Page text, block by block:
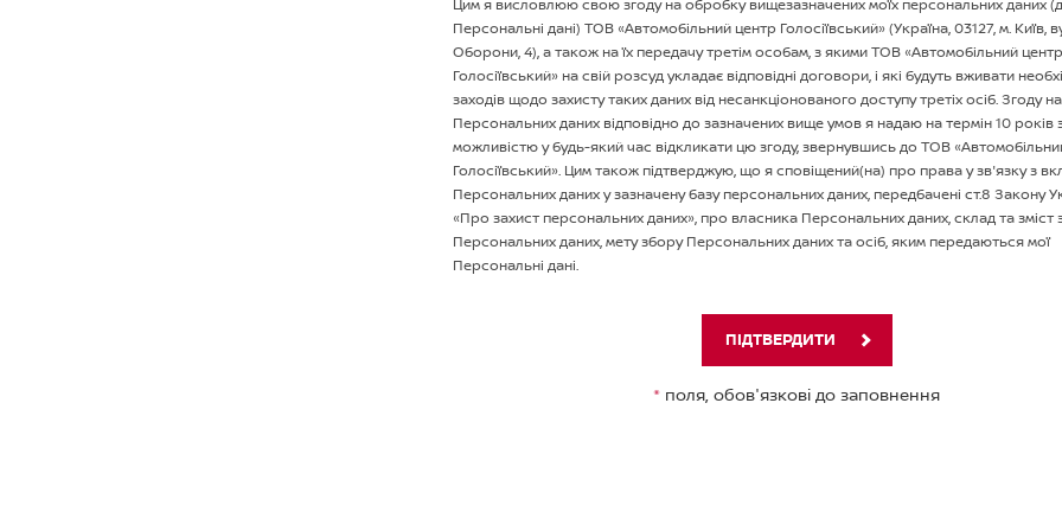
Цим я висловлюю свою згоду на обробку вищезазначених моїх персональних даних
Персональні дані) ТОВ «Автомобiльний центр Голосiївський» (Україна, 03127, м. Київ,
Оборони, 4), а також на їх передачу третім особам, з якими ТОВ «Автомобiльний центр
Голосiївський» на свій розсуд укладає відповідні договори, і які будуть вживати
заходів щодо захисту таких даних від несанкціонованого доступу третіх осіб. Згоду
Персональних даних відповідно до зазначених вище умов я надаю на термін 10 років
можливістю у будь-який час відкликати цю згоду, звернувшись до ТОВ
Голосiївський». Цим також підтверджую, що я сповіщений(на) про права у зв'язку з
Персональних даних у зазначену базу персональних даних, передбачені ст.8 Закону
«Про захист персональних даних», про власника Персональних даних, склад та зміст
Персональних даних, мету збору Персональних даних та осіб, яким передаються мої
Персональні дані.
ПІДТВЕРДИТИ
* поля, обов'язкові до заповнення